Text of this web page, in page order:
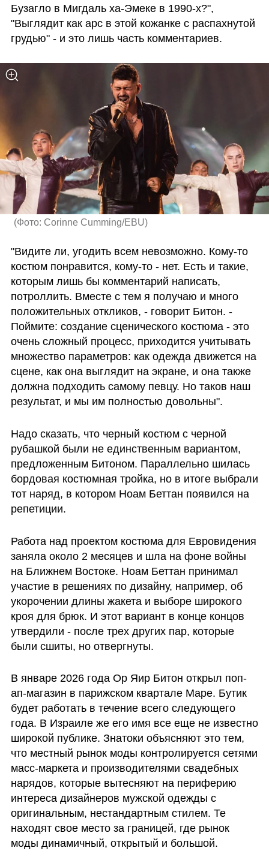
Бузагло в Мигдаль ха-Эмеке в 1990-х?",
"Выглядит как арс в этой кожанке с распахнутой
грудью" - и это лишь часть комментариев.
(Фото: Corinne Cumming/EBU)
"Видите ли, угодить всем невозможно. Кому-то
костюм понравится, кому-то - нет. Есть и такие,
которым лишь бы комментарий написать,
потроллить. Вместе с тем я получаю и много
положительных откликов, - говорит Битон. -
Поймите: создание сценического костюма - это
очень сложный процесс, приходится учитывать
множество параметров: как одежда движется на
сцене, как она выглядит на экране, и она также
должна подходить самому певцу. Но таков наш
результат, и мы им полностью довольны".
Надо сказать, что черный костюм с черной
рубашкой были не единственным вариантом,
предложенным Битоном. Параллельно шилась
бордовая костюмная тройка, но в итоге выбрали
тот наряд, в котором Ноам Беттан появился на
репетиции.
Работа над проектом костюма для Евровидения
заняла около 2 месяцев и шла на фоне войны
на Ближнем Востоке. Ноам Беттан принимал
участие в решениях по дизайну, например, об
укорочении длины жакета и выборе широкого
кроя для брюк. И этот вариант в конце концов
утвердили - после трех других пар, которые
были сшиты, но отвергнуты.
В январе 2026 года Ор Яир Битон открыл поп-
ап-магазин в парижском квартале Маре. Бутик
будет работать в течение всего следующего
года. В Израиле же его имя все еще не известно
широкой публике. Знатоки объясняют это тем,
что местный рынок моды контролируется сетями
масс-маркета и производителями свадебных
нарядов, которые вытесняют на периферию
интереса дизайнеров мужской одежды с
оригинальным, нестандартным стилем. Те
находят свое место за границей, где рынок
моды динамичный, открытый и большой.